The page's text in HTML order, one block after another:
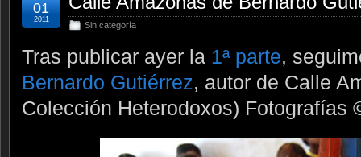
Sin categoría
01
2011
Tras publicar ayer la 1ª parte,
Bernardo Gutiérrez, autor de Calle
Colección Heterodoxos) Fotografías